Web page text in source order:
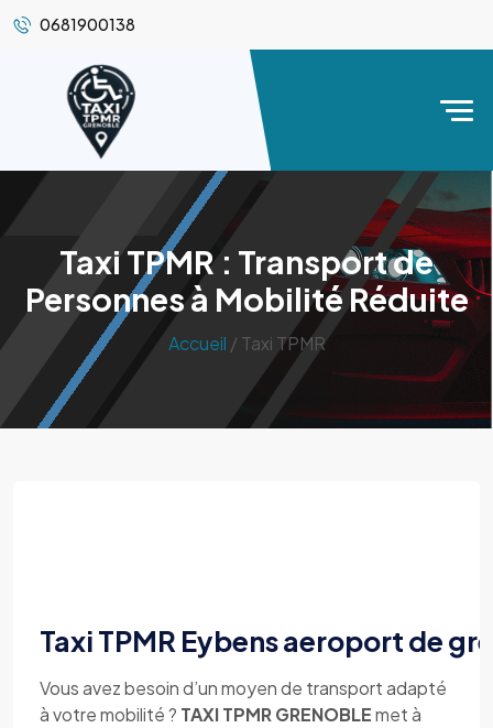
0681900138
Taxi TPMR : Transport de
Personnes à Mobilité Réduite
Accueil / Taxi TPMR
Taxi TPMR Eybens aeroport de
Vous avez besoin d’un moyen de transport adapté
à votre mobilité ? TAXI TPMR GRENOBLEmet à